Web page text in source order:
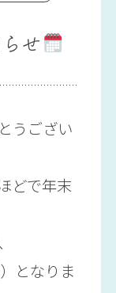
せ
うござい
どで年末
となりま